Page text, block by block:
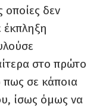
οποίες δεν
έκπληξη
στο πρώτο
πως σε κάποια
ίσως όμως να